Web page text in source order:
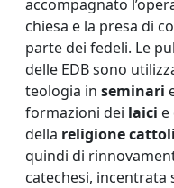
accompagnato
chiesa e la presa di
parte dei fedeli. Le
delle EDB sono
teologia in seminari
formazioni dei laici e
della religione
quindi di
catechesi, incentrata